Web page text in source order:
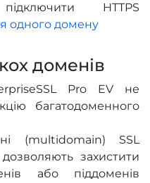
HTTPS
одного домену
доменів
Pro EV не
багатодоменного
(multidomain) SSL
захистити
або піддоменів